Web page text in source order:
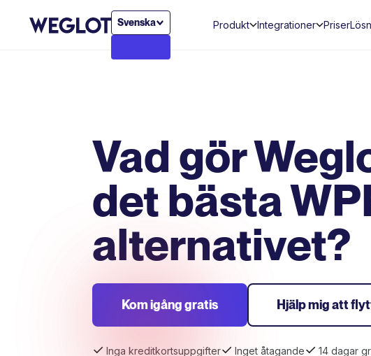
Svenska Produkt Integrationer Priser
Vad gör
det bästa
alternativet?
Kom igång gratis Hjälp mig att
Inga kreditkortsuppgifter Inget åtagande 14 dagar